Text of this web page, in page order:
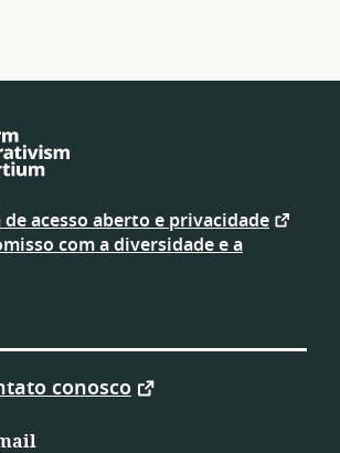
acesso aberto e privacidade
com a diversidade e a
conosco